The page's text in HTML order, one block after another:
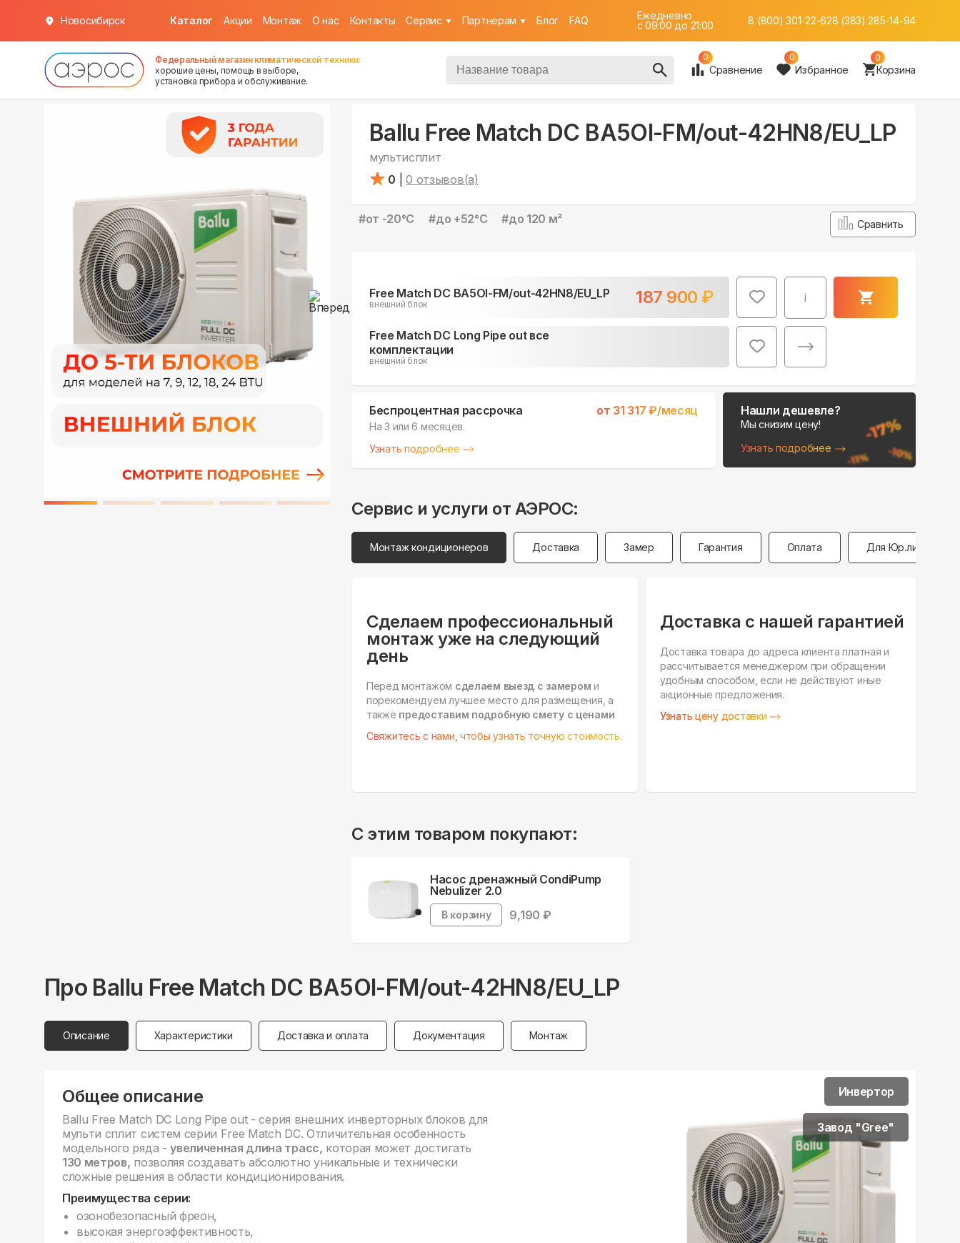
Новосибирск Каталог Акции Монтаж О нас Контакты Cервис Партнерам Блог FAQ
Ежедневно
c 09:00 до 21:00
8 (800) 301-22-628 (383) 285-14-94
Федеральный магазин климатической техники:
хорошие цены, помощь в выборе,
установка прибора и обслуживание.
0
Сравнение
0
Избранное
0
Корзина
Поможем выбрать
место для монтажа:
В Telegram
Ballu Free Match DC BA5OI-FM/out-42HN8/EU_LP
мультисплит
0
0 отзывов(а)
#от -20°С #до +52°С #до 120 м² Сравнить
Free Match DC BA5OI-FM/out-42HN8/EU_LP
внешний блок 187 900 ₽ i
в наличии
Free Match DC Long Pipe out все
комплектации
внешний блок
в наличии
Беспроцентная рассрочка от 31 317 ₽/месяц
На 3 или 6 месяцев.
Узнать подробнее
Нашли дешевле?
Мы снизим цену!
Узнать подробнее
Сервис и услуги от АЭРОС:
Монтаж кондиционеров Доставка Замер Гарантия Оплата Для Юр.лиц
Сделаем профессиональный
монтаж уже на следующий
день
Перед монтажом сделаем выезд с замером и
порекомендуем лучшее место для размещения, а
также предоставим подробную смету с ценами
Свяжитесь с нами, чтобы узнать точную стоимость.
Доставка с нашей гарантией
Доставка товара до адреса клиента платная и
рассчитывается менеджером при обращении
удобным способом, если не действуют иные
акционные предложения.
Узнать цену доставки
С этим товаром покупают:
Насос дренажный CondiPump
Nebulizer 2.0
В корзину 9,190 ₽
Про Ballu Free Match DC BA5OI-FM/out-42HN8/EU_LP
Описание Характеристики Доставка и оплата Документация Монтаж
Общее описание
Ballu Free Match DC Long Pipe out - серия внешних инверторных блоков для
мульти сплит систем серии Free Match DC. Отличительная особенность
модельного ряда -увеличенная длина трасс, которая может достигать
130 метров, позволяя создавать абсолютно уникальные и технически
сложные решения в области кондиционирования.
Преимущества серии:
озонобезопасный фреон,
высокая энергоэффективность,
Инвертор
Завод "Gree"